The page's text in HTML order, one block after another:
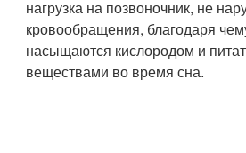
нагрузка на позвоночник, не
кровообращения, благодаря
насыщаются кислородом и
веществами во время сна.